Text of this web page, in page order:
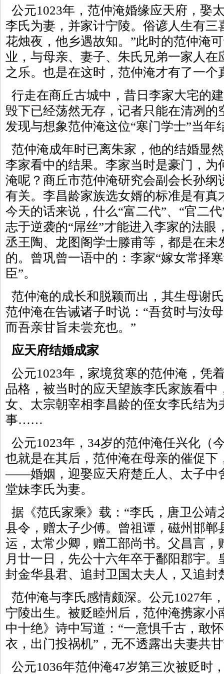
公元1023年，范仲淹婚缘应天府，娶
李氏为妻，并家计宁陵。俗谚人生有三
花烛夜，他乡遇故知。”此时的范仲淹
业，与母亲、妻子、朱氏兄弟一家人在
之乐。也是在这时，范仲淹才有了一个
行走在商丘古城中，昔日李家大宅的
毁下已经荡然无存，记者只能在清冽的
发现与想象范仲淹这位“寒门学士”当年
范仲淹成年时已离朱家，他的结婚显
李家看中的结果。李家当时是豪门，为
淹呢？商丘市范仲淹研究会副会长孙纲
有关。李昌龄家族选女婿的标准是有真
今天的话来说，什么“富二代”、“官二
志于逆袭的“屌丝”才能进入李家的法眼
丞王陶、龙图阁学士滕甫等，都是在未
的。曾巩曾一语中的：李家“嫁女常择
臣”。
范仲淹的成长和脱颖而出，其生母谢
范仲淹在告诫诸子时说：“吾贫时与汝
而吾亲甘旨未尝充也。”
应天府结婚成家
公元1023年，家境贫寒的范仲淹，凭
品格，被当时的应天望族李氏家族看中
女、太宗朝宰相李昌龄的侄女李氏结为
事……
公元1023年，34岁的范仲淹任兴化（
也就是在其后，范仲淹在母亲的催促下
——婚姻，迎娶应天府楚丘人、太子中
堂妹李氏为妻。
据《范氏家乘》载：“李氏，唐卫公靖
县令，赠太子少傅。曾祖谭，磁州邯郸
运，太常少卿，赠工部尚书。父昌言，
月廿一日，先公十六年卒于鄱阳郡宇
封金华县君、追封卫国太夫人，又追封
范仲淹与李氏感情颇深。公元1027年
宁陵出生。被贬睦州后，范仲淹携家小
中十绝》诗中写道：“一意惧千古，敢
衣，出门投祸机”，无不透露出夫妻共
公元1036年范仲淹47岁第三次被贬时